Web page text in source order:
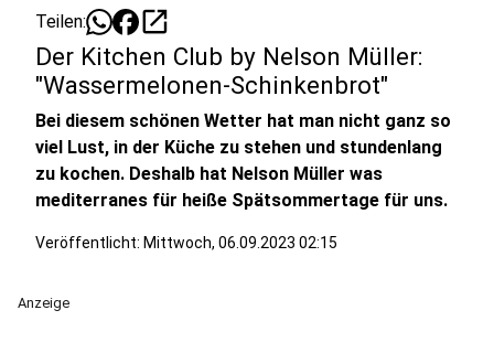
Teilen: open_in_new
Der Kitchen Club by Nelson Müller:
"Wassermelonen-Schinkenbrot"
Bei diesem schönen Wetter hat man nicht ganz so
viel Lust, in der Küche zu stehen und stundenlang
zu kochen. Deshalb hat Nelson Müller was
mediterranes für heiße Spätsommertage für uns.
Veröffentlicht: Mittwoch, 06.09.2023 02:15
Anzeige